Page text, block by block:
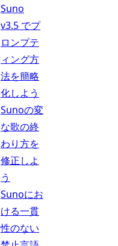
Suno
v3.5 でプ
ロンプテ
ィング方
法を簡略
化しよう
Sunoの変
な歌の終
わり方を
修正しよ
う
Sunoにお
ける一貫
性のない